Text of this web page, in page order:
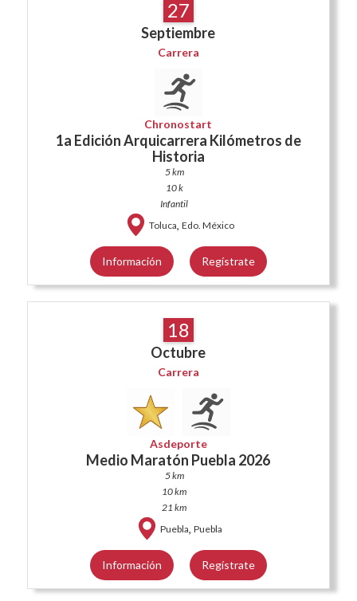
27
Septiembre
Carrera
Chronostart
1a Edición Arquicarrera Kilómetros de
Historia
5 km
10 k
Infantil
Toluca, Edo. México
Información Regístrate
18
Octubre
Carrera
Asdeporte
Medio Maratón Puebla 2026
5 km
10 km
21 km
Puebla, Puebla
Información Regístrate